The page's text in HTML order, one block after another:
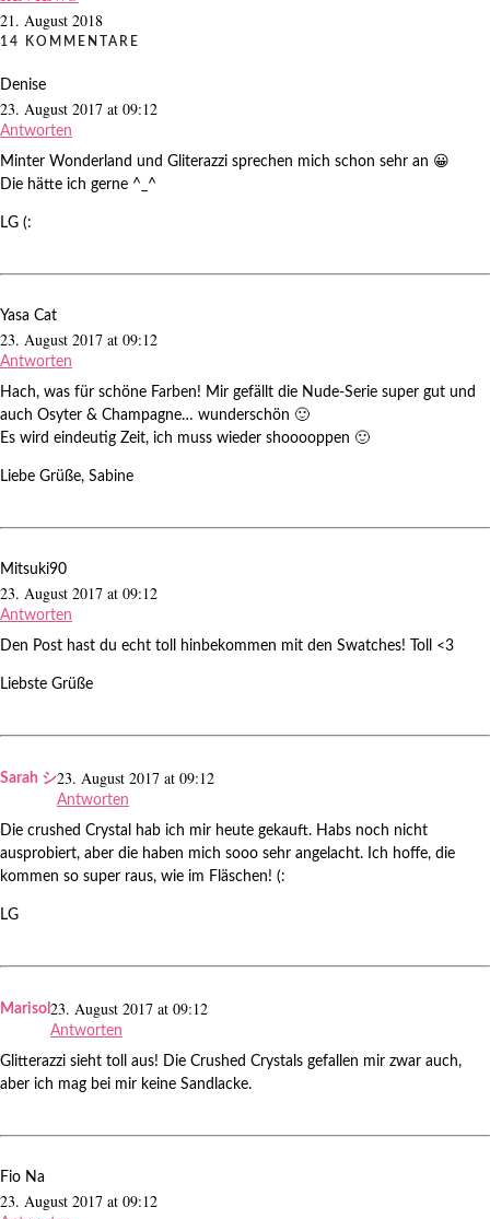
21. August 2018
14 KOMMENTARE
Denise
23. August 2017 at 09:12
Antworten
Minter Wonderland und Gliterazzi sprechen mich schon sehr an 😀
Die hätte ich gerne ^_^
LG (:
Yasa Cat
23. August 2017 at 09:12
Antworten
Hach, was für schöne Farben! Mir gefällt die Nude-Serie super gut und
auch Osyter & Champagne… wunderschön 🙂
Es wird eindeutig Zeit, ich muss wieder shooooppen 🙂
Liebe Grüße, Sabine
Mitsuki90
23. August 2017 at 09:12
Antworten
Den Post hast du echt toll hinbekommen mit den Swatches! Toll <3
Liebste Grüße
Sarah シ23. August 2017 at 09:12
Antworten
Die crushed Crystal hab ich mir heute gekauft. Habs noch nicht
ausprobiert, aber die haben mich sooo sehr angelacht. Ich hoffe, die
kommen so super raus, wie im Fläschen! (:
LG
Marisol 23. August 2017 at 09:12
Antworten
Glitterazzi sieht toll aus! Die Crushed Crystals gefallen mir zwar auch,
aber ich mag bei mir keine Sandlacke.
Fio Na
23. August 2017 at 09:12